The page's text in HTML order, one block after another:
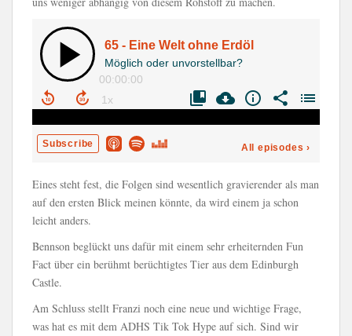
Eines steht fest, die Folgen sind wesentlich gravierender als man
auf den ersten Blick meinen könnte, da wird einem ja schon
leicht anders.
Bennson beglückt uns dafür mit einem sehr erheiternden Fun
Fact über ein berühmt berüchtigtes Tier aus dem Edinburgh
Castle.
Am Schluss stellt Franzi noch eine neue und wichtige Frage,
was hat es mit dem ADHS Tik Tok Hype auf sich. Sind wir